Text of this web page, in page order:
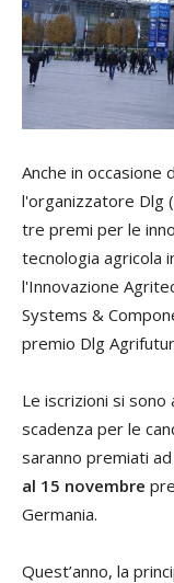
Anche in occasione
l'organizzatore Dlg
tre premi per le
tecnologia agricola
l'Innovazione
Systems &
premio Dlg
Le iscrizioni si
scadenza per le
saranno premiati ad
al 15 novembre
Germania.
Quest’anno, la